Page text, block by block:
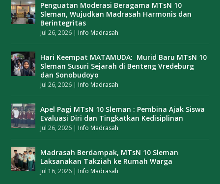
Penguatan Moderasi Beragama MTsN 10
Sleman, Wujudkan Madrasah Harmonis dan
Berintegritas
Jul 26, 2026 | Info Madrasah
Hari Keempat MATAMUDA: Murid Baru MTsN 10
Sleman Susuri Sejarah di Benteng Vredeburg
dan Sonobudoyo
Jul 26, 2026 | Info Madrasah
Apel Pagi MTsN 10 Sleman : Pembina Ajak Siswa
Evaluasi Diri dan Tingkatkan Kedisiplinan
Jul 26, 2026 | Info Madrasah
Madrasah Berdampak, MTsN 10 Sleman
Laksanakan Takziah ke Rumah Warga
Jul 16, 2026 | Info Madrasah